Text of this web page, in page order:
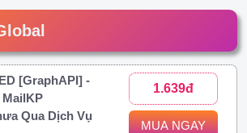
[GraphAPI] -
MailKP
Qua Dịch Vụ
1.639đ
MUA NGAY